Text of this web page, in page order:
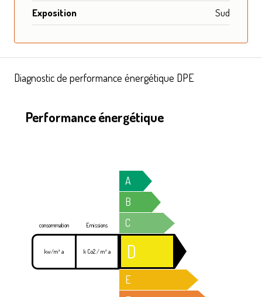
Exposition Sud
Diagnostic de performance énergétique DPE
Performance énergétique
A
B
C
consommation
kw/m² a
Emissions
k Co2 / m² a D
E